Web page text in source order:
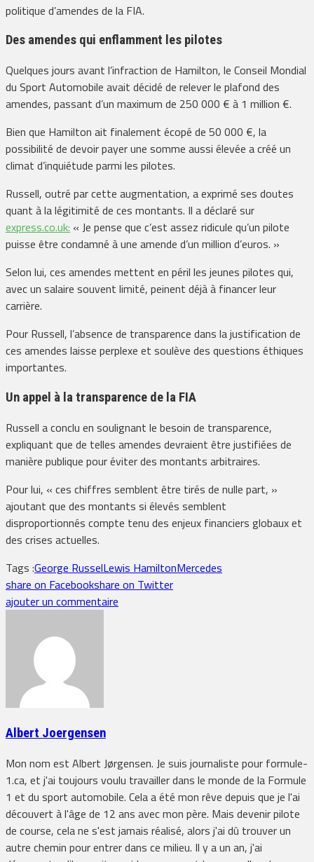
politique d’amendes de la FIA.
Des amendes qui enflamment les pilotes
Quelques jours avant l’infraction de Hamilton, le Conseil Mondial
du Sport Automobile avait décidé de relever le plafond des
amendes, passant d’un maximum de 250 000 € à 1 million €.
Bien que Hamilton ait finalement écopé de 50 000 €, la
possibilité de devoir payer une somme aussi élevée a créé un
climat d’inquiétude parmi les pilotes.
Russell, outré par cette augmentation, a exprimé ses doutes
quant à la légitimité de ces montants. Il a déclaré sur
express.co.uk: « Je pense que c’est assez ridicule qu’un pilote
puisse être condamné à une amende d’un million d’euros. »
Selon lui, ces amendes mettent en péril les jeunes pilotes qui,
avec un salaire souvent limité, peinent déjà à financer leur
carrière.
Pour Russell, l’absence de transparence dans la justification de
ces amendes laisse perplexe et soulève des questions éthiques
importantes.
Un appel à la transparence de la FIA
Russell a conclu en soulignant le besoin de transparence,
expliquant que de telles amendes devraient être justifiées de
manière publique pour éviter des montants arbitraires.
Pour lui, « ces chiffres semblent être tirés de nulle part, »
ajoutant que des montants si élevés semblent
disproportionnés compte tenu des enjeux financiers globaux et
des crises actuelles.
Tags :George RusselLewis HamiltonMercedes
share on Facebookshare on Twitter
ajouter un commentaire
Albert Joergensen
Mon nom est Albert Jørgensen. Je suis journaliste pour formule-
1.ca, et j'ai toujours voulu travailler dans le monde de la Formule
1 et du sport automobile. Cela a été mon rêve depuis que je l'ai
découvert à l'âge de 12 ans avec mon père. Mais devenir pilote
de course, cela ne s'est jamais réalisé, alors j'ai dû trouver un
autre chemin pour entrer dans ce milieu. Il y a un an, j'ai